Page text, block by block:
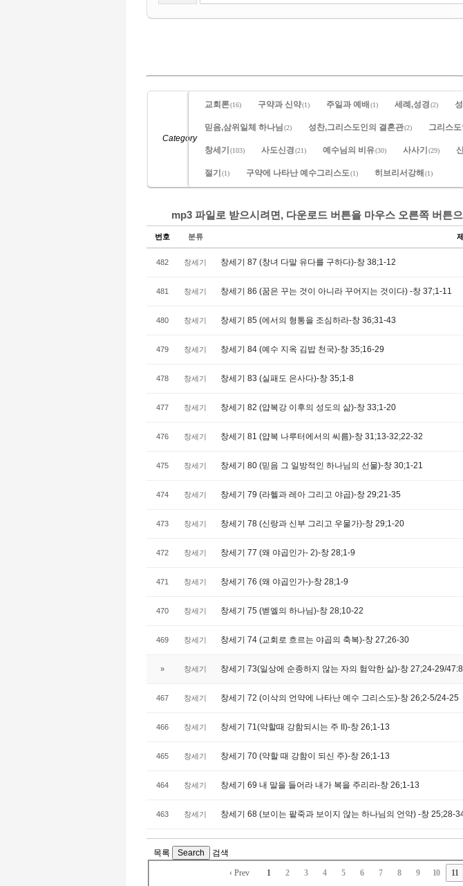
Category
교회론(16) 구약과 신약(1) 주일과 예배 (1) 세례,성경(2)
믿음,삼위일체 하나님 (2) 성찬,그리스도인의 결혼관(2) 그리스
창세기 (103) 사도신경(21) 예수님의 비유(30) 사사기 (29)
절기 (1) 구약에 나타난 예수그리스도(1) 히브리서강해 (1)
mp3 파일로 받으시려면, 다운로드 버튼을 마우스 오른쪽 버튼
번호 분류
482 창세기 창세기 87 (창녀 다말 유다를 구하다)-창 38;1-12
481 창세기 창세기 86 (꿈은 꾸는 것이 아니라 꾸어지는 것이다) -창 37;1-11
480 창세기 창세기 85 (에서의 형통을 조심하라-창 36;31-43
479 창세기 창세기 84 (예수 지옥 김밥 천국)-창 35;16-29
478 창세기 창세기 83 (실패도 은사다)-창 35;1-8
477 창세기 창세기 82 (얍복강 이후의 성도의 삶)-창 33;1-20
476 창세기 창세기 81 (얍복 나루터에서의 씨름)-창 31;13-32;22-32
475 창세기 창세기 80 (믿음 그 일방적인 하나님의 선물)-창 30;1-21
474 창세기 창세기 79 (라헬과 레아 그리고 야곱)-창 29;21-35
473 창세기 창세기 78 (신랑과 신부 그리고 우물가)-창 29;1-20
472 창세기 창세기 77 (왜 야곱인가- 2)-창 28;1-9
471 창세기 창세기 76 (왜 야곱인가-)-창 28;1-9
470 창세기 창세기 75 (벧엘의 하나님)-창 28;10-22
469 창세기 창세기 74 (교회로 흐르는 야곱의 축복)-창 27;26-30
» 창세기 창세기 73(일상에 순종하지 않는 자의 험악한 삶)-창 27;24-29/
467 창세기 창세기 72 (이삭의 언약에 나타난 예수 그리스도)-창 26;2-5/24-25
466 창세기 창세기 71(약할때 강함되시는 주 II)-창 26;1-13
465 창세기 창세기 70 (약할 때 강함이 되신 주)-창 26;1-13
464 창세기 창세기 69 내 말을 들어라 내가 복을 주리라-창 26;1-13
463 창세기 창세기 68 (보이는 팥죽과 보이지 않는 하나님의 언약) -창 25;28-
목록 Search 검색
‹ Prev 1 2 3 4 5 6 7 8 9 10 11